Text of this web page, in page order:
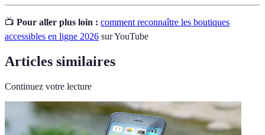
📺 Pour aller plus loin : comment reconnaître les boutiques
accessibles en ligne 2026 sur YouTube
Articles similaires
Continuez votre lecture